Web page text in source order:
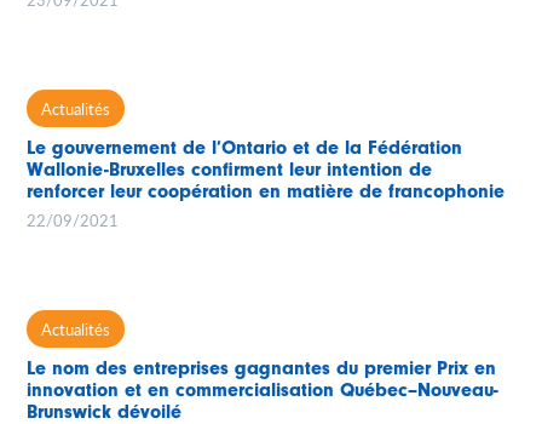
Actualités
Le gouvernement de l’Ontario et de la Fédération
Wallonie-Bruxelles confirment leur intention de
renforcer leur coopération en matière de francophonie
22/09/2021
Actualités
Le nom des entreprises gagnantes du premier Prix en
innovation et en commercialisation Québec–Nouveau-
Brunswick dévoilé